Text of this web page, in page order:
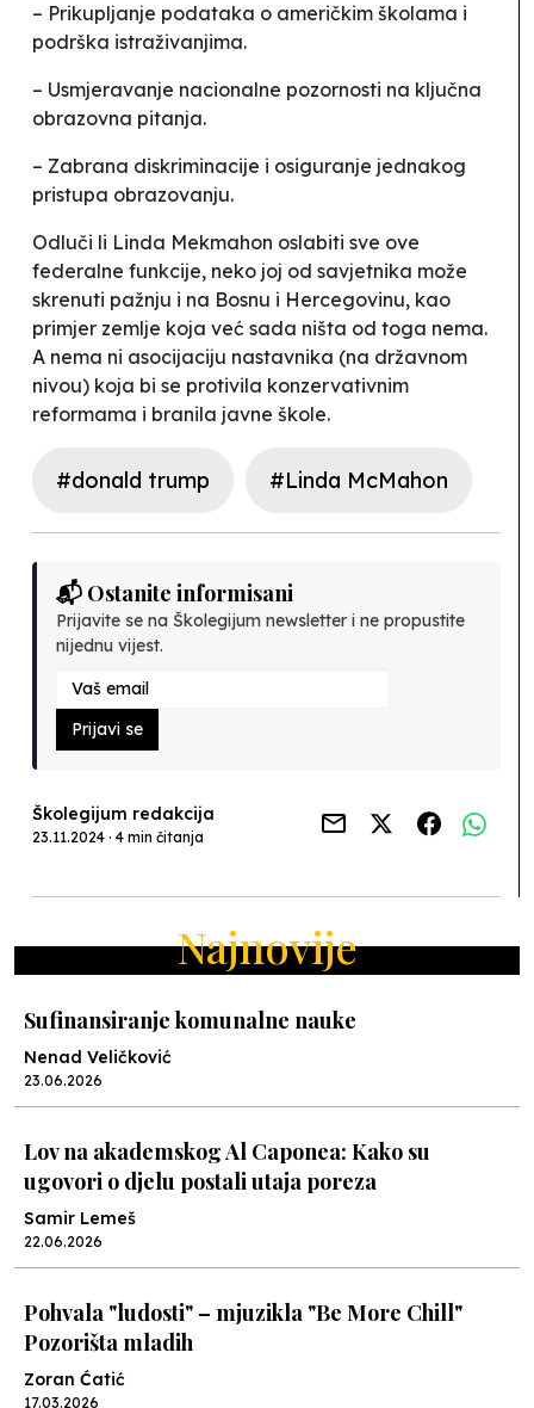
– Prikupljanje podataka o američkim školama i
podrška istraživanjima.
– Usmjeravanje nacionalne pozornosti na ključna
obrazovna pitanja.
– Zabrana diskriminacije i osiguranje jednakog
pristupa obrazovanju.
Odluči li Linda Mekmahon oslabiti sve ove
federalne funkcije, neko joj od savjetnika može
skrenuti pažnju i na Bosnu i Hercegovinu, kao
primjer zemlje koja već sada ništa od toga nema.
A nema ni asocijaciju nastavnika (na državnom
nivou) koja bi se protivila konzervativnim
reformama i branila javne škole.
#donald trump #Linda McMahon
📬 Ostanite informisani
Prijavite se na Školegijum newsletter i ne propustite
nijednu vijest.
Prijavi se
Školegijum redakcija
23.11.2024 · 4 min čitanja
Najnovije
Sufinansiranje komunalne nauke
Nenad Veličković
23.06.2026
Lov na akademskog Al Caponea: Kako su
ugovori o djelu postali utaja poreza
Samir Lemeš
22.06.2026
Pohvala "ludosti" – mjuzikla "Be More Chill"
Pozorišta mladih
Zoran Ćatić
17.03.2026